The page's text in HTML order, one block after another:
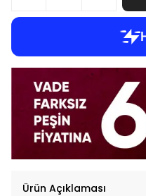
Ürün Açıklaması